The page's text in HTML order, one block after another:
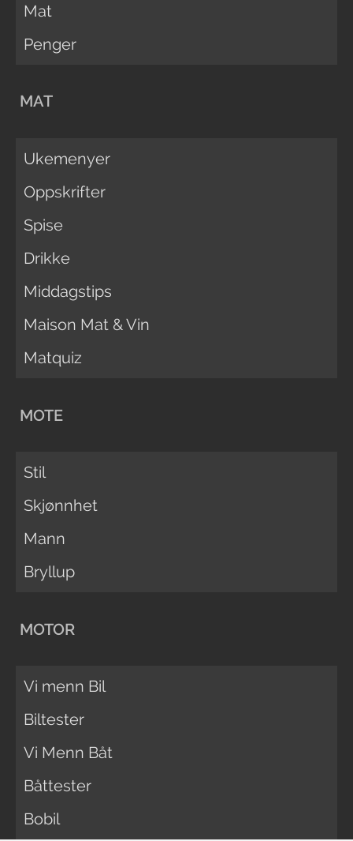
Mat
Penger
MAT
Ukemenyer
Oppskrifter
Spise
Drikke
Middagstips
Maison Mat & Vin
Matquiz
MOTE
Stil
Skjønnhet
Mann
Bryllup
MOTOR
Vi menn Bil
Biltester
Vi Menn Båt
Båttester
Bobil